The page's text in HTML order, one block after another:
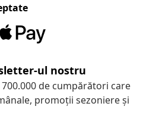
ul nostru
de cumpărători care
promoții sezoniere și